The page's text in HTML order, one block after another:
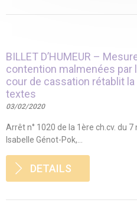
BILLET D’HUMEUR –
contention malmenées par
cour de cassation rétablit
textes
03/02/2020
Arrêt n° 1020 de la 1ère ch.cv. du
Isabelle Génot-Pok,...
DETAILS